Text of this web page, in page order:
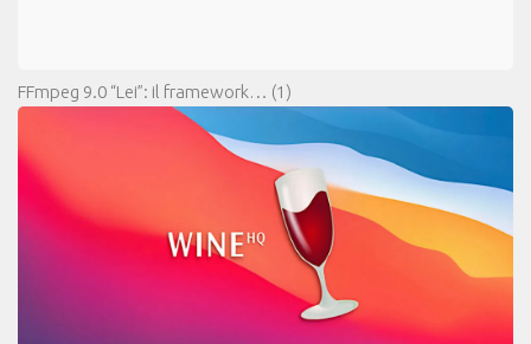
FFmpeg 9.0 “Lei”: il framework… (1)